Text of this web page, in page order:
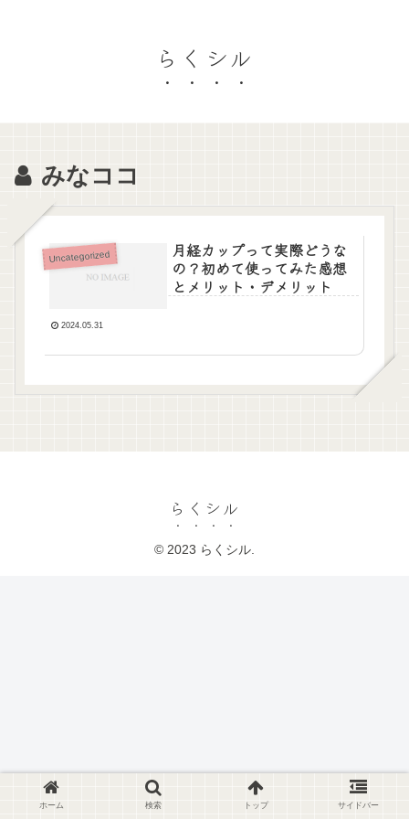
らくシル
みなココ
Uncategorized
月経カップって実際どうな
の？初めて使ってみた感想
とメリット・デメリット
2024.05.31
らくシル
© 2023 らくシル.
ホーム 検索 トップ サイドバー